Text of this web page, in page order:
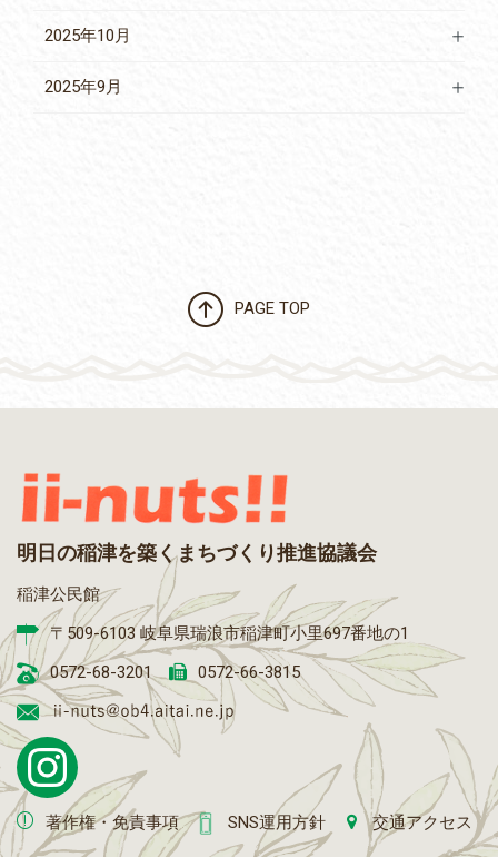
2025年10月
2025年9月
PAGE TOP
明日の稲津を築くまちづくり推進協議会
稲津公民館
〒509-6103 岐阜県瑞浪市稲津町小里697番地の1
0572-68-3201
0572-66-3815
著作権・免責事項 SNS運用方針 交通アクセス